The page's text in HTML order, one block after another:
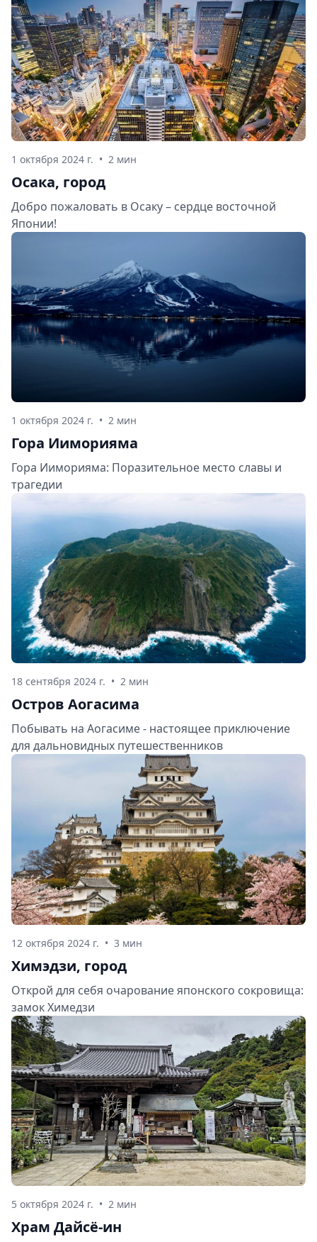
1 октября 2024 г. • 2 мин
Осака, город
Добро пожаловать в Осаку – сердце восточной
Японии!
1 октября 2024 г. • 2 мин
Гора Ииморияма
Гора Ииморияма: Поразительное место славы и
трагедии
18 сентября 2024 г. • 2 мин
Остров Аогасима
Побывать на Аогасиме - настоящее приключение
для дальновидных путешественников
12 октября 2024 г. • 3 мин
Химэдзи, город
Открой для себя очарование японского сокровища:
замок Химедзи
5 октября 2024 г. • 2 мин
Храм Дайсё-ин